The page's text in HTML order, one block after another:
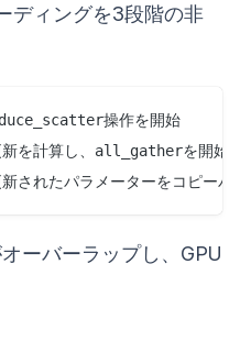
ディングを3段階の非
操作を開始
を計算し、all_gatherを開始
ーバーラップし、GPU